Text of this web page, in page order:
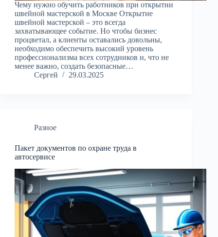
Чему нужно обучить работников при открытии
швейной мастерской в Москве Открытие
швейной мастерской – это всегда
захватывающее событие. Но чтобы бизнес
процветал, а клиенты оставались довольны,
необходимо обеспечить высокий уровень
профессионализма всех сотрудников и, что не
менее важно, создать безопасные…
Сергей
29.03.2025
Разное
Пакет документов по охране труда в
автосервисе